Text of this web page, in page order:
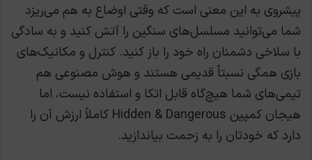
پیشروی به این معنی است که وقتی اوضاع به هم می‌ریزد
شما می‌توانید مسلسل‌های سنگین را آتش کنید و به سادگی
با سلاخی دشمنان راه خود را باز کنید. کنترل و مکانیک‌های
بازی همگی نسبتاً قدیمی هستند و هوش مصنوعی هم
تیمی‌های شما هیچ‌گاه قابل اتکا و استفاده نیست، اما
هیجان کمپین Hidden & Dangerous کاملاً ارزش آن را
دارد که خودتان را به زحمت بیاندازید.